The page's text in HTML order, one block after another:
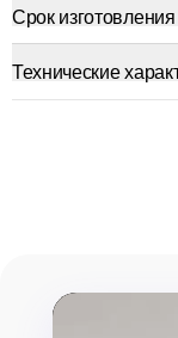
Срок изготовления
Технические